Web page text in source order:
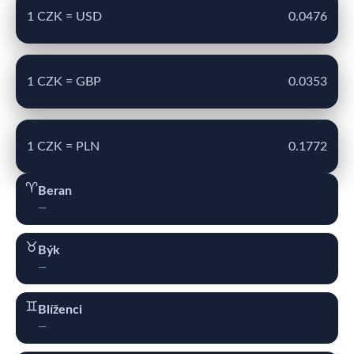
1 CZK = USD 0.0476
1 CZK = GBP 0.0353
1 CZK = PLN 0.1772
♈︎Beran
—
♉︎ Býk
—
♊︎ Blíženci
—